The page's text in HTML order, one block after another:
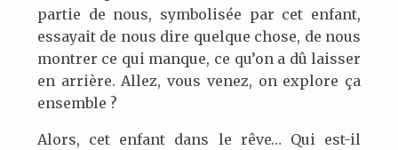
partie de nous, symbolisée par cet enfant,
essayait de nous dire quelque chose, de nous
montrer ce qui manque, ce qu’on a dû laisser
en arrière. Allez, vous venez, on explore ça
ensemble ?
Alors, cet enfant dans le rêve… Qui est-il